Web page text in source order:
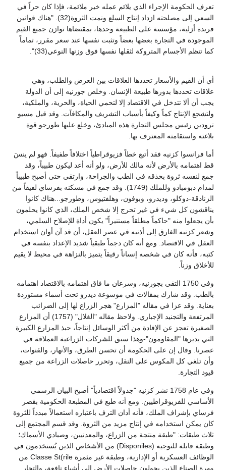
تعرف الحكومة الإجراء الذي يلائم عمله خير ملائمة، فإذا كان حراً في
السعي إلى مصلحته ازداد إنتاج السلع ونمت الثروة(32). "هناك قوانين
فريدة أزلية، مؤسسة على الطبيعة وحدها، بمقتضاها توازن جميع القيم
الموجودة في التجارة بعضها بعضاً وتثبت نفسها عند سعر مقرر، تماماً
كما تنظم الأجسام المتروكة لثقلها نفسها فوق وزنها النوعي(33)".
أي أن القيم والأسعار تحددها العلاقات بين العرض والطلب، وهي
علاقات تحددها بدورها طبيعة الإنسان. وخلص جورنيه إلى أن الدولة
يجب أن ألا تتدخل في الاقتصاد إلا لتحمي الحياة، والحرية، والملكية،
ولتشجع الإنتاج كماً وكيفاً بأسباب التشريف والمكافآت. وقد قبل مسيو
ترودين رئيس مجلس التجارة هذه المبادئ، وخلع عليها طورجو قوة
بلاغته واستقامته المعترف بها.
أما فرانسوا كزنيه فقد أتبع خطاً فزيوقراطياً اختلافاً طفيفاً. فهو لم ينسَ
قط اهتمامه بالأرض لأنه مالك للأرض، ولو أنه أعد ليكون طبيباً، وقد
جمع لنفسه ثروة بحذقه في الطب والجراحة، وارتقى حتى أصبح طبيباً
لمدام دبومبادو وللملك (1749). وقد جمع في مسكنه بفرساي لفيفاً من
الزنادقة-دوكلو، وديدرو، وبوفون، وهلفتيوس، وطورجو...هناك كانوا
يناقشون كل شيء في غير تحرج إلا شخص الملك، الذي كانوا يحلمون
بأن يجعلوا منه "حاكماً مطلقاً مستنيراً" يكون أداة للإصلاح السلمي،
وشعر كزنيه الغارق إلى أذنيه في عصر العقل، أن قد آن أوان استخدام
العقل في الاقتصاد. ومع أنه كان دجماً طبقياً شديد الإعداد بنفسه في
كتبه، فأنه كان في شخصه إنساناً رقيقاً يتميز بالنزاهة في محيط لا يقيم
للأخلاق وزناً.
وفي 1750 التقى بجورنيه، وسرعان ما فاق اهتمامه بالاقتصاد اهتمامه
بالطب. وقد شارك بمقالات في موسوعة ديدرو تحت أسماء مستوردة
بعناية. وقد عزا في مقاله "المزارع" هجر الزراع لها إلى الضرائب
المرتفعة والتجنيد الإجباري. ولاحظ مقاله "الغلال" (1757) أن المزارع
الصغيرة تعجز عن الإفادة من أكثر الوسائل إنتاجاً، حبذ المزارع الكبيرة
التي يديرها "المقاومون"-وهذا سبق للشركات الزراعية العملاقة في
عصرنا. وقال إن على الحكومة أن تحسن الطرق، والأنهار، والقنوات،
وأن تلغي كل المكوس على النقل، وتحرر حاصلات الزراعة من جميع
قيود التجارة.
وفي عام 1758 نشر كزنيه "جدولاً اقتصادياً" أصبح البيان الرسمي
الأساسي للفزيوقراطيين. ومع أنه طبع في المطبعة الحكومية بقصر
فرساي بإشراف الملك، فأنه أدان الترف باعتباره استعمالاً مبدداً للثروة
كان يمكن استخدامه في إنتاج مزيد من الثروة. وقد قسم المجتمع إلى
ثلاث طبقات: "طبقة منتجة من الزراع، والمعدنيين، وصيادي الأسماك؛
وطبقة قابلة للتوجيه (Disponiles) من الأشخاص الذين يُستخدمون في
الوظائف العسكرية أو الإدارية، وطبقة غير مثمرة Classe St(rile من
مهرة الصناع الذين يحولون حاصلات الأرض إلى أشياء نافعة، والتجار